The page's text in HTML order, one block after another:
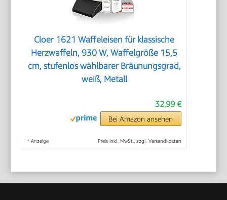
Cloer 1621 Waffeleisen für klassische
Herzwaffeln, 930 W, Waffelgröße 15,5
cm, stufenlos wählbarer Bräunungsgrad,
weiß, Metall
32,99 €
Bei Amazon ansehen
* Anzeige Preis inkl. MwSt., zzgl. Versandkosten